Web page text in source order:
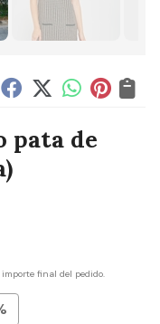
pata de
final del pedido.